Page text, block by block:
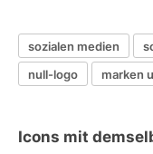
sozialen medien
null-logo
marken
Icons mit